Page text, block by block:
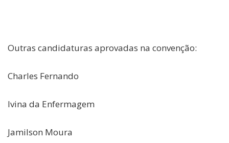
Outras candidaturas aprovadas na convenção:
Charles Fernando
Ivina da Enfermagem
Jamilson Moura